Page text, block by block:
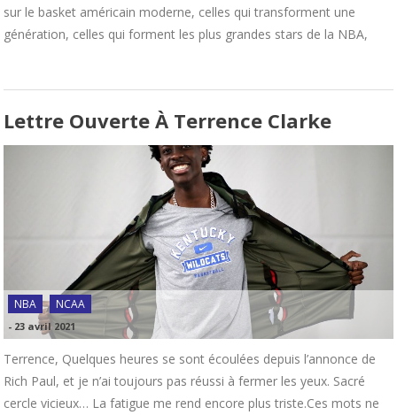
sur le basket américain moderne, celles qui transforment une
génération, celles qui forment les plus grandes stars de la NBA,
Lettre Ouverte À Terrence Clarke
NBA NCAA
- 23 avril 2021
Terrence, Quelques heures se sont écoulées depuis l’annonce de
Rich Paul, et je n’ai toujours pas réussi à fermer les yeux. Sacré
cercle vicieux… La fatigue me rend encore plus triste.Ces mots ne